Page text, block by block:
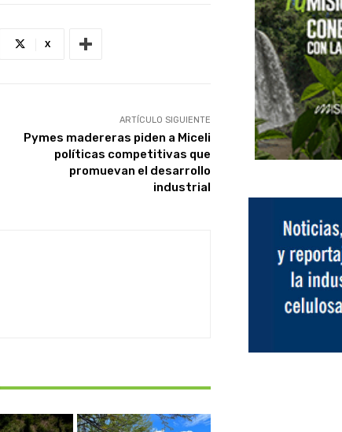
X
ARTÍCULO SIGUIENTE
Pymes madereras piden a Miceli
políticas competitivas que
promuevan el desarrollo
industrial